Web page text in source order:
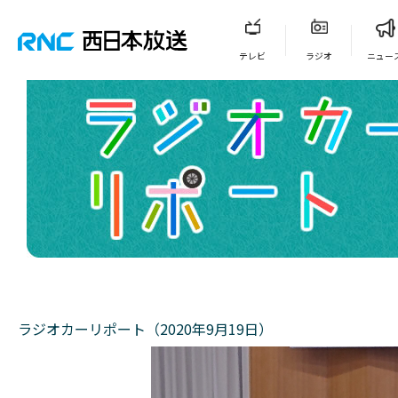
テレビ ラジオ ニュー
ラジオカーリポート（2020年9月19日）